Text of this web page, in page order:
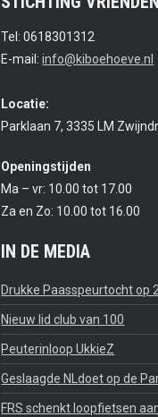
Tel: 0618301312
E-mail:info@kiboehoeve.nl
Locatie:
Parklaan 7, 3335 LM
Openingstijden
Ma – vr: 10.00 tot 17.00
Za en Zo: 10.00 tot 16.00
IN DE MEDIA
Drukke Paasspeurtocht op
Nieuw lid club van 100
Peuterinloop UkkieZ
Geslaagde NLdoet op de
FRS schenkt loopfietsen